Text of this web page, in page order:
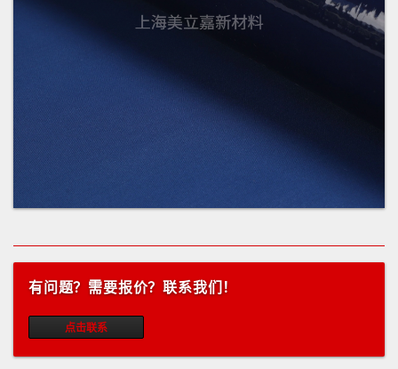
有问题？需要报价？联系我们！
点击联系